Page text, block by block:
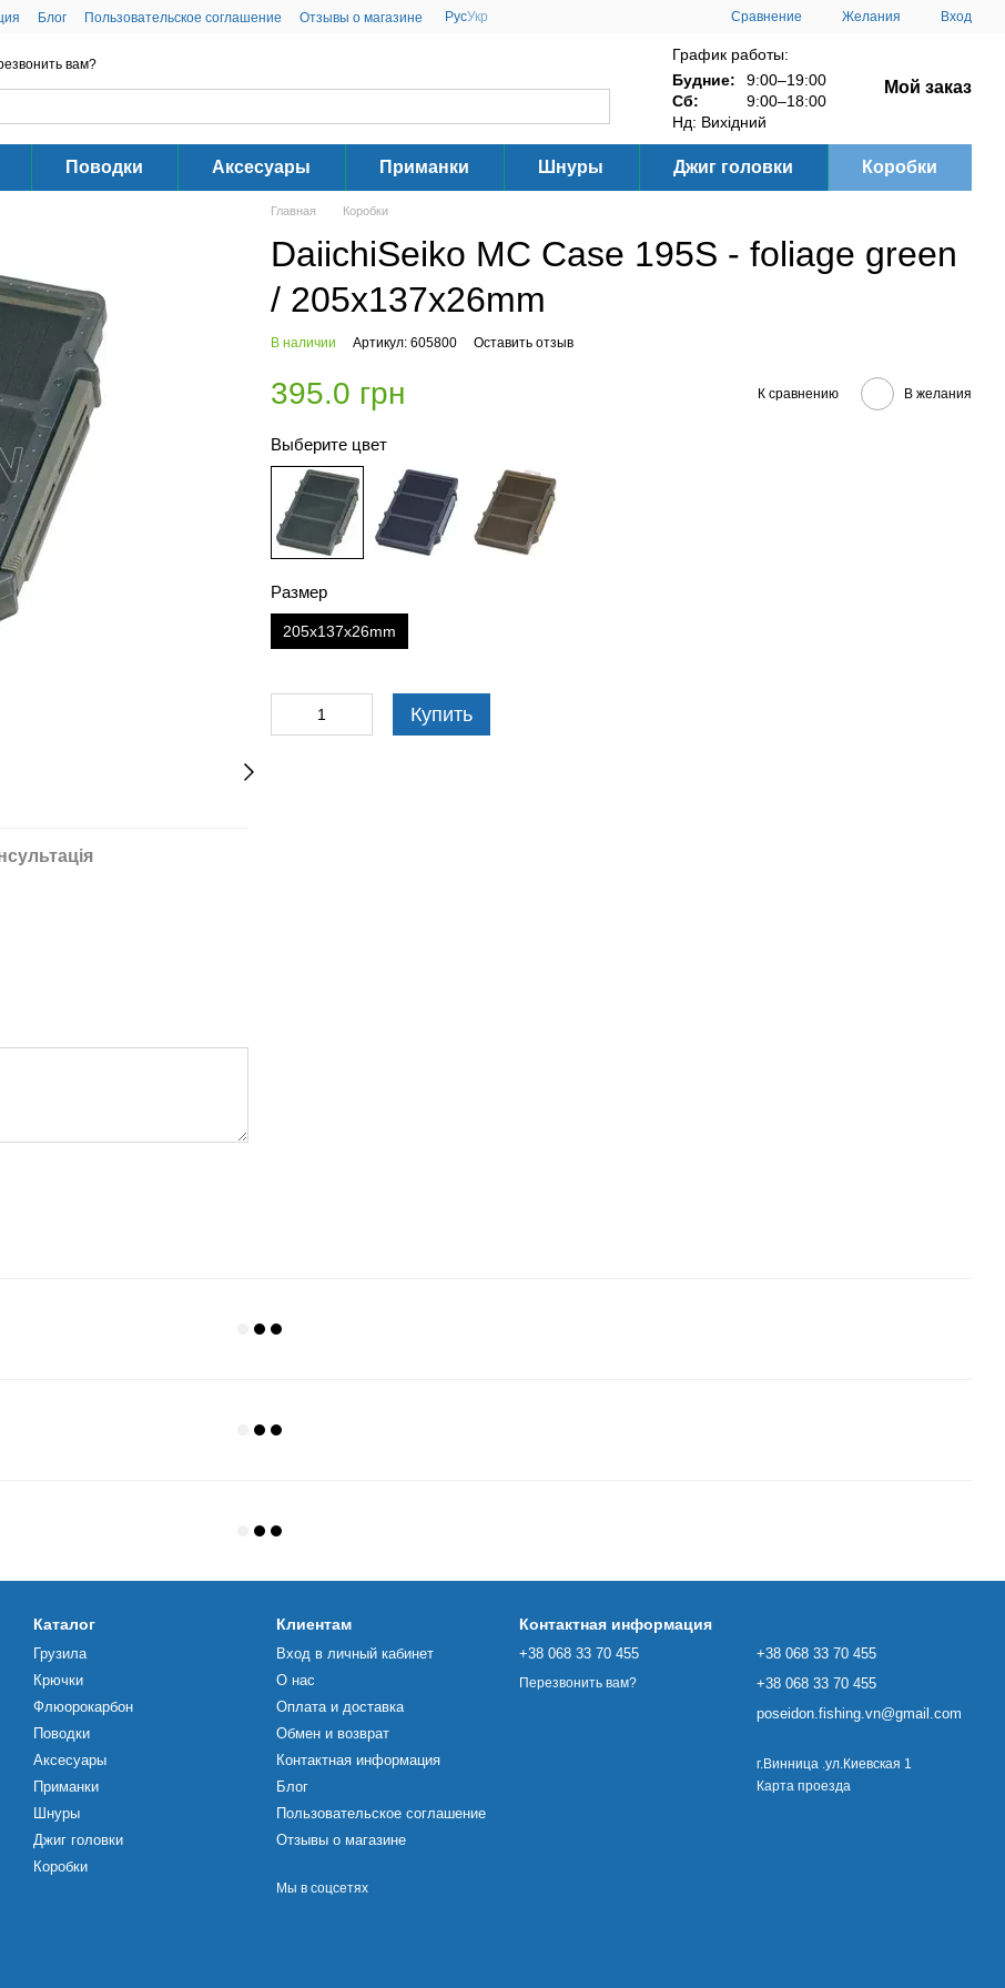
Блог Пользовательское соглашение Отзывы о магазине РусУкр Сравнение Желания Вход
вам?
График работы:
Будние:
9:00–19:00
Сб:
9:00–18:00
Нд: Вихідний
Мой заказ
Поводки Аксесуары Приманки Шнуры Джиг головки Коробки
Главная Коробки
DaiichiSeiko MC Case 195S - foliage green
/ 205х137х26mm
В наличии Артикул: 605800 Оставить отзыв
395.0 грн К сравнению В желания
Выберите цвет
Размер
205х137х26mm
Купить
Каталог
Грузила
Крючки
Флюорокарбон
Поводки
Аксесуары
Приманки
Шнуры
Джиг головки
Коробки
Клиентам
Вход в личный кабинет
О нас
Оплата и доставка
Обмен и возврат
Контактная информация
Блог
Пользовательское соглашение
Отзывы о магазине
Мы в соцсетях
Контактная информация
+38 068 33 70 455
Перезвонить вам?
+38 068 33 70 455
+38 068 33 70 455
poseidon.fishing.vn@gmail.com
г.Винница .ул.Киевская 1
Карта проезда